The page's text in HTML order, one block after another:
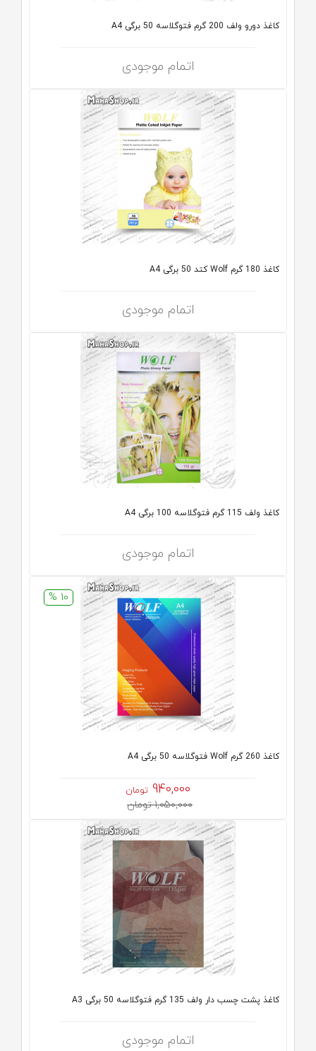
کاغذ دورو ولف 200 گرم فتوگلاسه 50 برگی A4
اتمام موجودی
کاغذ 180 گرم Wolf کتد 50 برگی A4
اتمام موجودی
کاغذ ولف 115 گرم فتوگلاسه 100 برگی A4
اتمام موجودی
10 %
کاغذ 260 گرم Wolf فتوگلاسه 50 برگی A4
940,000 تومان
1,050,000 تومان
کاغذ پشت چسب دار ولف 135 گرم فتوگلاسه 50 برگی A3
اتمام موجودی